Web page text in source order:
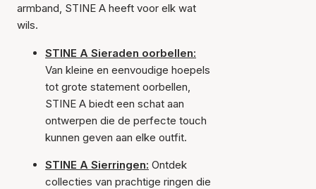
armband, STINE A heeft voor elk wat
wils.
STINE A Sieraden oorbellen:
Van kleine en eenvoudige hoepels
tot grote statement oorbellen,
STINE A biedt een schat aan
ontwerpen die de perfecte touch
kunnen geven aan elke outfit.
STINE A Sierringen: Ontdek
collecties van prachtige ringen die